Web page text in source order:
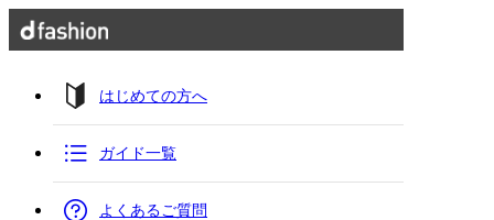
はじめての方へ
ガイド一覧
よくあるご質問